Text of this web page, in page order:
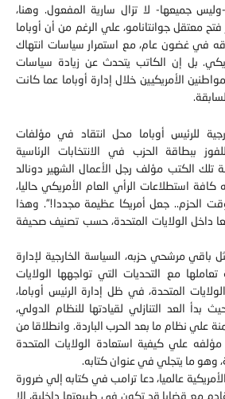
‬يتحدث المؤلف عن استمرار فتح معتقل جوانتانامو،‮ ‬علي الرغم من أن أوباما
تعهد مع بداية إدارته بإغلاقه في‮ ‬غضون عام، مع استمرار سياسات انتهاك
خصوصيات المواطن الأمريكي‮.‬ بل إن الكاتب يتحدث عن زيادة سياسات
الأمريكيين خلال إدارة أوباما عما كانت
ببطاقة الحزب في الانتخابات الرئاسية
الكتب مؤلف رجل الأعمال الشهير دونالد
استطلاعات الرأي العام الأمريكي حاليا،
الحزم‮.. ‬جعل أمريكا عظيمة مجددا‮!”. ‬وهذا
داخل الولايات المتحدة،‮ ‬حسب تصنيف صحيفة
باقي مرشحي حزبه،‮ ‬السياسة الخارجية لإدارة
مع التحديات التي تواجهها الولايات
المتحدة،‮ ‬في ظل إدارة الرئيس أوباما،‮
العد التنازلي لقيادتها للنظام الدولي،‮
نظام ما بعد الحرب الباردة‮. ‬وانطلاقا من
علي كيفية استعادة الولايات المتحدة
وهو ما يتجلي في عنوان كتابه‮.‬
عالميا،‮ ‬دعا ترامب في كتابه إلي ضرورة
مع قضايا قد تكون في طبيعتها داخلية،‮ ‬إلا